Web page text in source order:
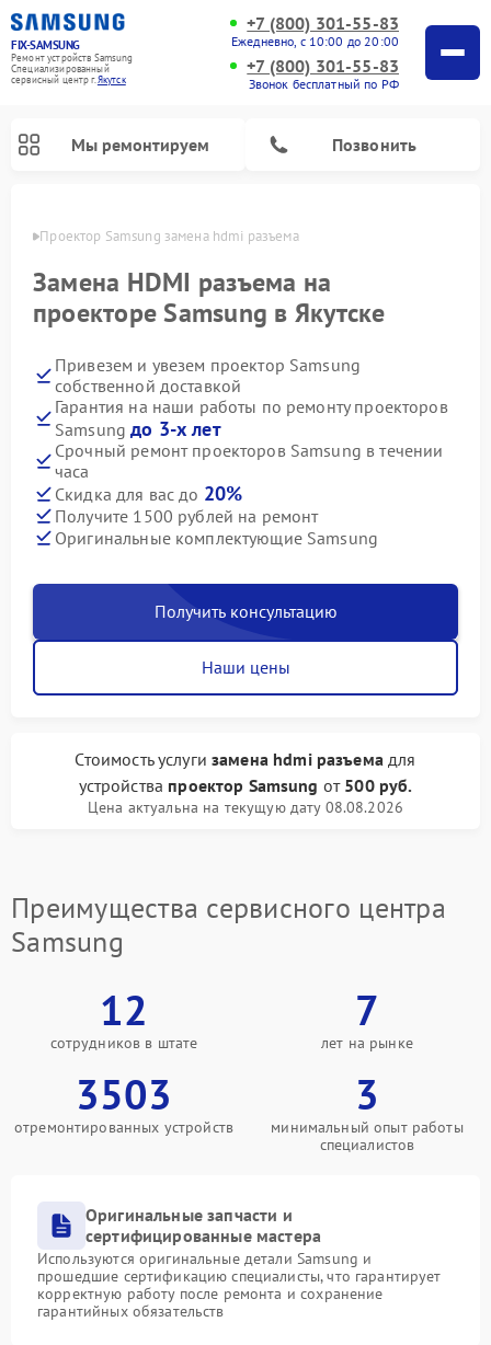
FIX-SAMSUNG
Ремонт устройств Samsung
Специализированный
cервисный центр г.Якутск
+7 (800) 301-55-83
Ежедневно, с 10:00 до 20:00
+7 (800) 301-55-83
Звонок бесплатный по РФ
Мы ремонтируем Позвонить
Проектор Samsung замена hdmi разъема
Замена HDMI разъема на
проекторе Samsung в Якутске
Привезем и увезем проектор Samsung
собственной доставкой
Гарантия на наши работы по ремонту проекторов
Samsungдо 3-х лет
Срочный ремонт проекторов Samsung в течении
часа
Скидка для вас до 20%
Получите 1500 рублей на ремонт
Оригинальные комплектующие Samsung
Получить консультацию
Наши цены
Стоимость услугизамена hdmi разъемадля
устройства проектор Samsung от 500 руб.
Цена актуальна на текущую дату 08.08.2026
Преимущества сервисного центра
Samsung
12
сотрудников в штате
7
лет на рынке
3503
отремонтированных устройств
3
минимальный опыт работы
специалистов
Оригинальные запчасти и
сертифицированные мастера
Используются оригинальные детали Samsung и
прошедшие сертификацию специалисты, что гарантирует
корректную работу после ремонта и сохранение
гарантийных обязательств